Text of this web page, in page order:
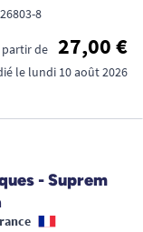
8
partir de 27,00 €
le lundi 10 août 2026
- Suprem